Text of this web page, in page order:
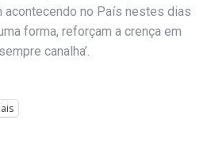
acontecendo no País nestes dias
forma, reforçam a crença em
canalha’.